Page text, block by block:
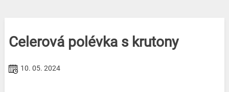
Celerová polévka s krutony
10. 05. 2024